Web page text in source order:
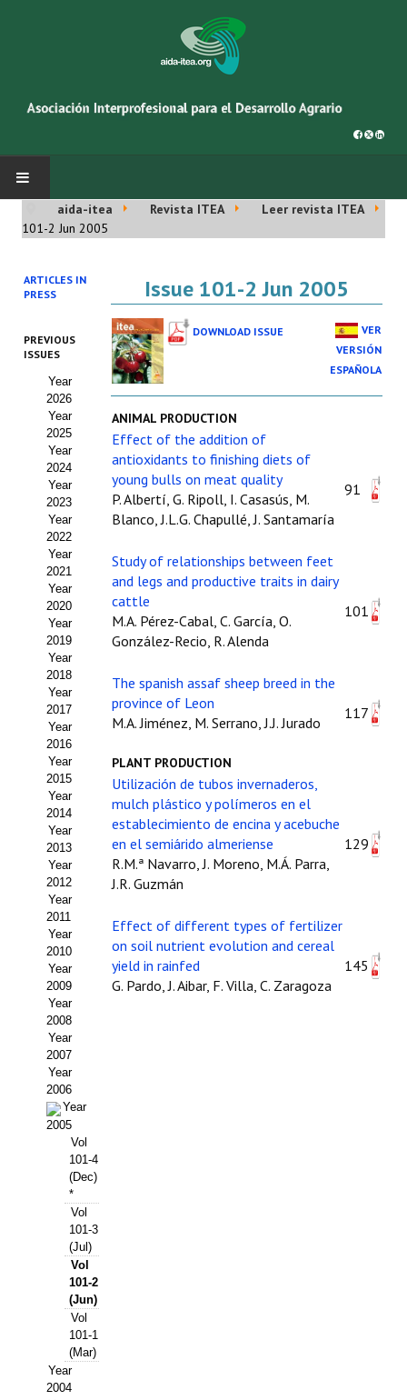
INICIO
Asociación AIDA
Cincuentenario AIDA
Organigrama
Estatutos
Hacerse socio
Noticias
Galería de Fotos
Web AIDA 2.0
REVISTA ITEA
Presentación ITEA
Equipo Editorial
Leer revista ITEA
Directrices para autores/as
Políticas Editoriales
Propuesta Volumen Especial
Sello Calidad FECYT
Premio Prensa Agraria
Buscador de Artículos
JORNADAS AIDA
Presentación Jornadas
Comunicaciones
Jornadas PAM 2026
Premio Jóvenes Investigadores
Buscador de Comunicaciones
Buscador de Comunicaciones
CONTACTO
BUSCADOR
aida-itea Revista ITEA
Leer revista ITEA
101-2 Jun 2005
ARTICLES IN
PRESS
PREVIOUS
ISSUES
Year
2026
Year
2025
Year
2024
Year
2023
Year
2022
Year
2021
Year
2020
Year
2019
Year
2018
Year
2017
Year
2016
Year
2015
Year
2014
Year
2013
Year
2012
Year
2011
Year
2010
Year
2009
Year
2008
Year
2007
Year
2006
Year
2005
Vol
101-4
(Dec)
*
Vol
101-3
(Jul)
Vol
101-2
(Jun)
Vol
101-1
(Mar)
Year
2004
Issue 101-2 Jun 2005
DOWNLOAD ISSUE
VER
VERSIÓN
ESPAÑOLA
ANIMAL PRODUCTION
Effect of the addition of
antioxidants to finishing diets of
young bulls on meat quality
P. Albertí, G. Ripoll, I. Casasús, M.
Blanco, J.L.G. Chapullé, J. Santamaría
91
Study of relationships between feet
and legs and productive traits in dairy
cattle
M.A. Pérez-Cabal, C. García, O.
González-Recio, R. Alenda
101
The spanish assaf sheep breed in the
province of Leon
M.A. Jiménez, M. Serrano, J.J. Jurado
117
PLANT PRODUCTION
Utilización de tubos invernaderos,
mulch plástico y polímeros en el
establecimiento de encina y acebuche
en el semiárido almeriense
R.M.ª Navarro, J. Moreno, M.Á. Parra,
J.R. Guzmán
129
Effect of different types of fertilizer
on soil nutrient evolution and cereal
yield in rainfed
G. Pardo, J. Aibar, F. Villa, C. Zaragoza
145